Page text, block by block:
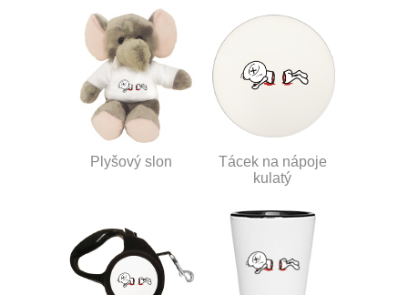
Plyšový slon
Tácek na nápoje
kulatý